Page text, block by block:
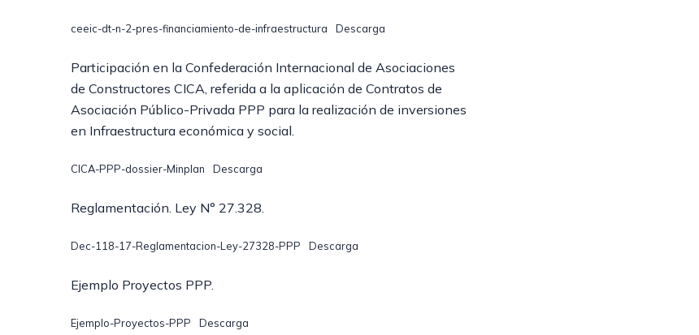
ceeic-dt-n-2-pres-financiamiento-de-infraestructura Descarga
Participación en la Confederación Internacional de Asociaciones
de Constructores CICA, referida a la aplicación de Contratos de
Asociación Público-Privada PPP para la realización de inversiones
en Infraestructura económica y social.
CICA-PPP-dossier-Minplan Descarga
Reglamentación. Ley N° 27.328.
Dec-118-17-Reglamentacion-Ley-27328-PPP Descarga
Ejemplo Proyectos PPP.
Ejemplo-Proyectos-PPP Descarga